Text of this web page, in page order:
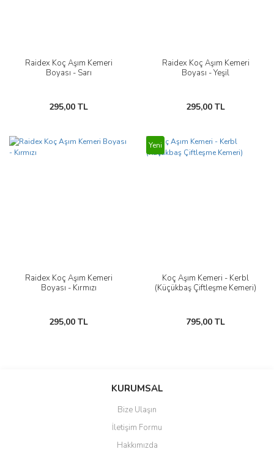
Raidex Koç Aşım Kemeri
Boyası - Sarı
295,00 TL
Raidex Koç Aşım Kemeri
Boyası - Yeşil
295,00 TL
Raidex Koç Aşım Kemeri
Boyası - Kırmızı
295,00 TL
Yeni
Koç Aşım Kemeri - Kerbl
(Küçükbaş Çiftleşme Kemeri)
795,00 TL
KURUMSAL
Bize Ulaşın
İletişim Formu
Hakkımızda